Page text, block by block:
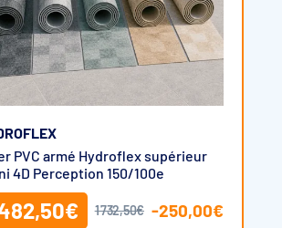
PVC armé Hydroflex supérieur
4D Perception 150/100e
1 732,50€ -250,00€